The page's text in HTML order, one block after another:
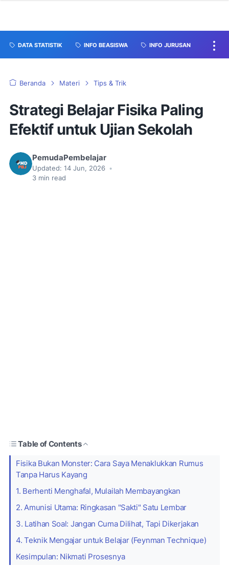
DATA STATISTIK INFO BEASISWA INFO JURUSAN
Beranda Materi Tips & Trik
Strategi Belajar Fisika Paling
Efektif untuk Ujian Sekolah
PemudaPembelajar
Updated: 14 Jun, 2026 •
3 min read
Table of Contents
Fisika Bukan Monster: Cara Saya Menaklukkan Rumus
Tanpa Harus Kayang
1. Berhenti Menghafal, Mulailah Membayangkan
2. Amunisi Utama: Ringkasan "Sakti" Satu Lembar
3. Latihan Soal: Jangan Cuma Dilihat, Tapi Dikerjakan
4. Teknik Mengajar untuk Belajar (Feynman Technique)
Kesimpulan: Nikmati Prosesnya